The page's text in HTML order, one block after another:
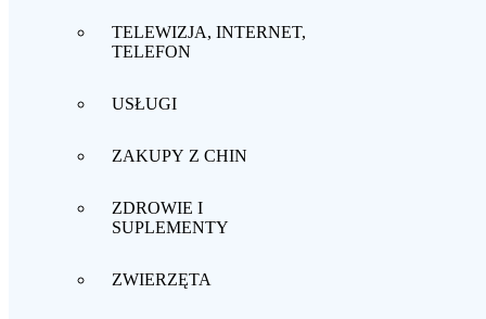
TELEWIZJA, INTERNET,
TELEFON
USŁUGI
ZAKUPY Z CHIN
ZDROWIE I
SUPLEMENTY
ZWIERZĘTA